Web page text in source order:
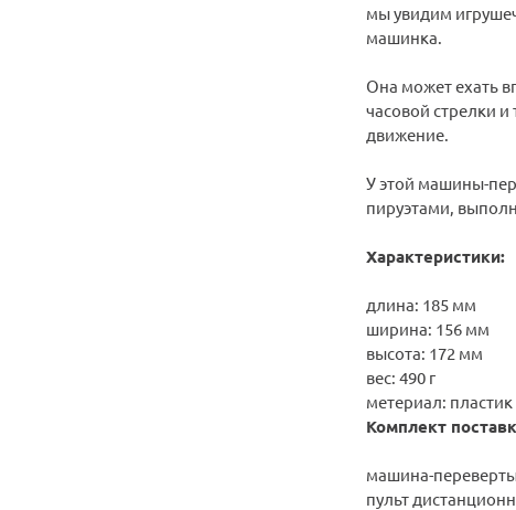
мы увидим
машинка.
Она может ехать
часовой стрелки и
движение.
У этой машины-
пируэтами,
Характеристики:
длина: 185 мм
ширина: 156 мм
высота: 172 мм
вес: 490 г
метериал: пластик
Комплект
машина-
пульт